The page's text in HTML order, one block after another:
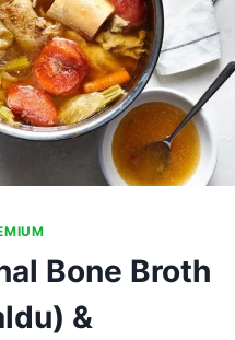
Bone Broth
&